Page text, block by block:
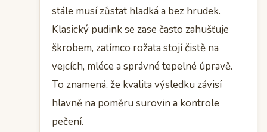
stále musí zůstat hladká a bez hrudek.
Klasický pudink se zase často zahušťuje
škrobem, zatímco rožata stojí čistě na
vejcích, mléce a správné tepelné úpravě.
To znamená, že kvalita výsledku závisí
hlavně na poměru surovin a kontrole
pečení.